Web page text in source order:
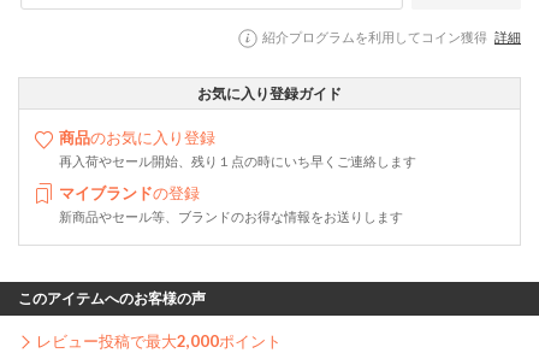
紹介プログラムを利用してコイン獲得 詳細
お気に入り登録ガイド
商品のお気に入り登録
再入荷やセール開始、残り１点の時にいち早くご連絡します
マイブランドの登録
新商品やセール等、ブランドのお得な情報をお送りします
このアイテムへのお客様の声
レビュー投稿で最大2,000ポイント